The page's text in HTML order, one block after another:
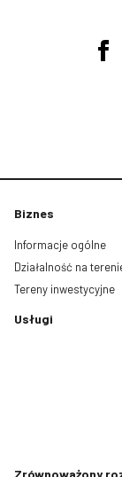
Biznes
Informacje ogólne
Działalność na
Tereny inwestycyjne
Usługi
Zrównoważony